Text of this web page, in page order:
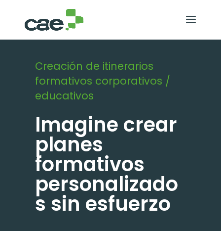
Creación de itinerarios
formativos corporativos /
educativos
Imagine crear
planes
formativos
personalizado
s sin esfuerzo